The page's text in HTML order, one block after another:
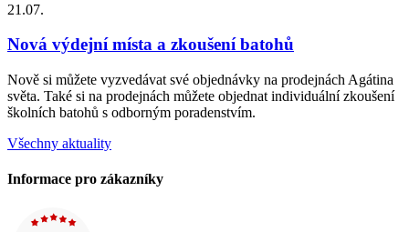
21.07.
Nová výdejní místa a zkoušení batohů
Nově si můžete vyzvedávat své objednávky na prodejnách Agátina
světa. Také si na prodejnách můžete objednat individuální zkoušení
školních batohů s odborným poradenstvím.
Všechny aktuality
Informace pro zákazníky